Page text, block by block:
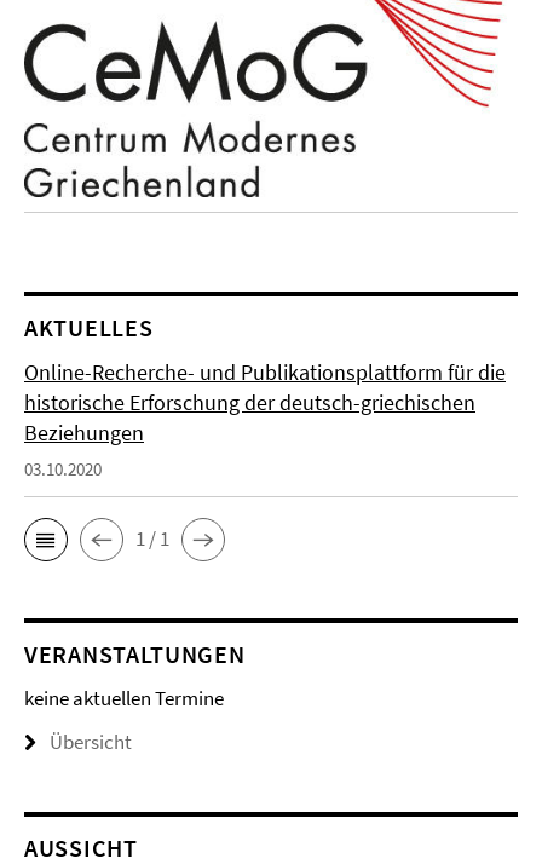
AKTUELLES
Online-Recherche- und Publikationsplattform für die
historische Erforschung der deutsch-griechischen
Beziehungen
03.10.2020
1 / 1
VERANSTALTUNGEN
keine aktuellen Termine
Übersicht
AUSSICHT